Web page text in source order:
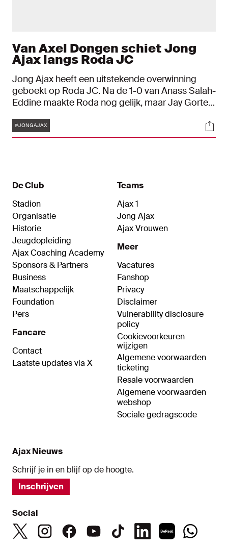
Van Axel Dongen schiet Jong
Ajax langs Roda JC
Jong Ajax heeft een uitstekende overwinning
geboekt op Roda JC. Na de 1-0 van Anass Salah-
Eddine maakte Roda nog gelijk, maar Jay Gorter
de race om vervolgens invaller Amourricho van
Axel Dongen de winnende te zien maken: 2-1.
Tags
#JONGAJAX
De Club
Stadion
Organisatie
Historie
Jeugdopleiding
Ajax Coaching Academy
Sponsors & Partners
Business
Maatschappelijk
Foundation
Pers
Fancare
Contact
Laatste updates via X
Teams
Ajax 1
Jong Ajax
Ajax Vrouwen
Meer
Vacatures
Fanshop
Privacy
Disclaimer
Vulnerability disclosure
policy
Cookievoorkeuren
wijzigen
Algemene voorwaarden
ticketing
Resale voorwaarden
Algemene voorwaarden
webshop
Sociale gedragscode
Ajax Nieuws
Schrijf je in en blijf op de hoogte.
Inschrijven
Social